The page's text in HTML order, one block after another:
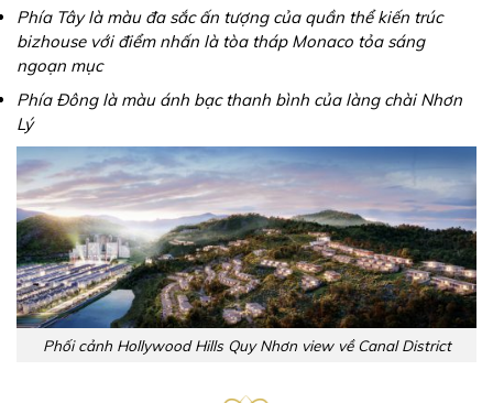
Phía Tây là màu đa sắc ấn tượng của quần thể kiến trúc
bizhouse với điểm nhấn là tòa tháp Monaco tỏa sáng
ngoạn mục
Phía Đông là màu ánh bạc thanh bình của làng chài Nhơn
Lý
Phối cảnh Hollywood Hills Quy Nhơn view về Canal District